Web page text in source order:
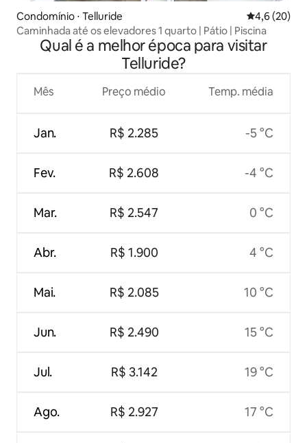
Condomínio ⋅ Telluride 4,6 de uma
4,6 (20)
Caminhada até os elevadores 1 quarto | Pátio | Piscina
Qual é a melhor época para visitar
Telluride?
Mês
Jan.
Fev.
Mar.
Abr.
Mai.
Jun.
Jul.
Ago.
Preço médio
R$ 2.285
R$ 2.608
R$ 2.547
R$ 1.900
R$ 2.085
R$ 2.490
R$ 3.142
R$ 2.927
Temp. média
-5 °C
-4 °C
0 °C
4 °C
10 °C
15 °C
19 °C
17 °C